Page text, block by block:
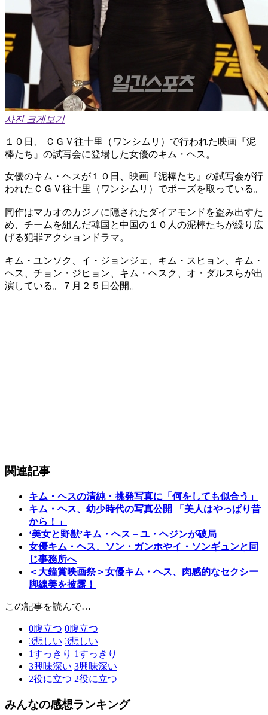
사진 크게보기
１０日、 ＣＧＶ往十里（ワンシムリ）で行われた映画『泥
棒たち』の試写会に登場した女優のキム・ヘス。
女優のキム・ヘスが１０日、映画『泥棒たち』の試写会が行
われたＣＧＶ往十里（ワンシムリ）でポーズを取っている。
同作はマカオのカジノに隠されたダイアモンドを盗み出すた
め、チームを組んだ韓国と中国の１０人の泥棒たちが繰り広
げる犯罪アクションドラマ。
キム・ユンソク、イ・ジョンジェ、キム・スヒョン、キム・
ヘス、チョン・ジヒョン、キム・ヘスク、オ・ダルスらが出
演している。７月２５日公開。
関連記事
キム・ヘスの清純・挑発写真に「何をしても似合う」
キム・ヘス、幼少時代の写真公開 「美人はやっぱり昔
から！」
‘美女と野獣’キム・ヘス－ユ・ヘジンが破局
女優キム・ヘス、ソン・ガンホやイ・ソンギュンと同
じ事務所へ
＜大鐘賞映画祭＞女優キム・ヘス、肉感的なセクシー
脚線美を披露！
この記事を読んで…
0腹立つ 0腹立つ
3悲しい 3悲しい
1すっきり 1すっきり
3興味深い 3興味深い
2役に立つ 2役に立つ
みんなの感想ランキング